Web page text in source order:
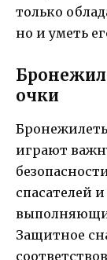
только
но и уметь
очки
играют
спасателей
Защитное